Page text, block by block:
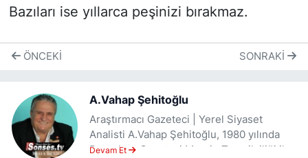
Bazıları ise yıllarca peşinizi bırakmaz.
ÖNCEKI SONRAKI
A.Vahap Şehitoğlu
Araştırmacı Gazeteci | Yerel Siyaset
Analisti A.Vahap Şehitoğlu, 1980 yılında
Demokrat Gazetesi Mersin Temsilciliği ile
Devam Et